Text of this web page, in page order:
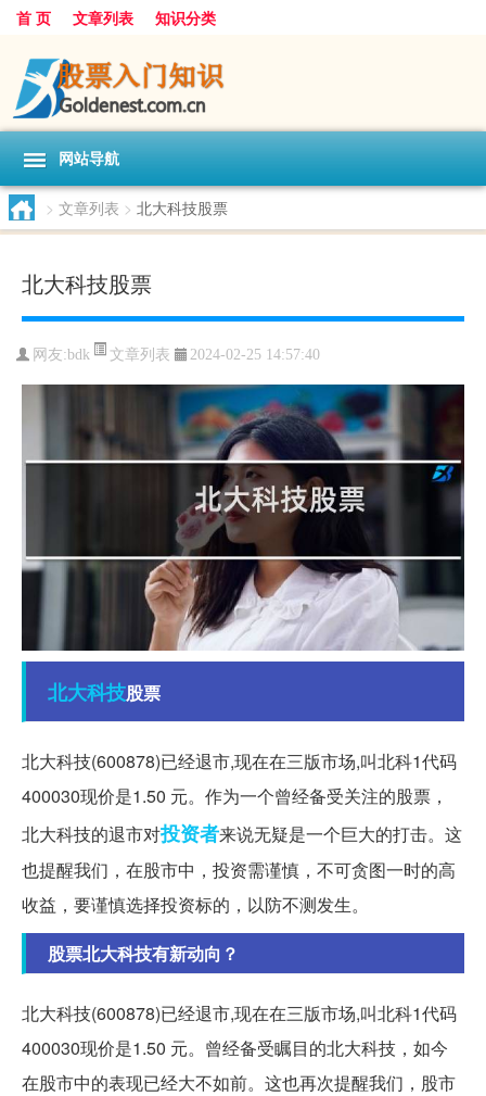
首 页 文章列表 知识分类
网站导航
> 文章列表 > 北大科技股票
北大科技股票
网友:bdk 文章列表 2024-02-25 14:57:40
北大科技股票
北大科技(600878)已经退市,现在在三版市场,叫北科1代码
400030现价是1.50 元。作为一个曾经备受关注的股票，
北大科技的退市对投资者来说无疑是一个巨大的打击。这
也提醒我们，在股市中，投资需谨慎，不可贪图一时的高
收益，要谨慎选择投资标的，以防不测发生。
股票北大科技有新动向？
北大科技(600878)已经退市,现在在三版市场,叫北科1代码
400030现价是1.50 元。曾经备受瞩目的北大科技，如今
在股市中的表现已经大不如前。这也再次提醒我们，股市